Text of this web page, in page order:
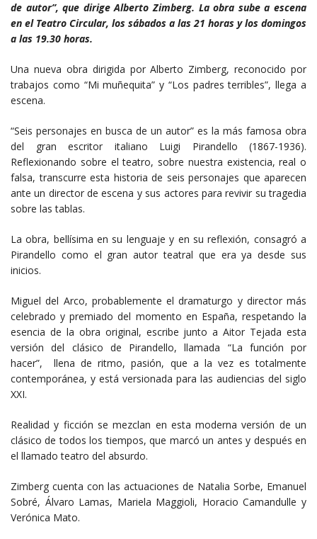
de autor”, que dirige Alberto Zimberg. La obra sube a escena
en el Teatro Circular, los sábados a las 21 horas y los domingos
a las 19.30 horas.
Una nueva obra dirigida por Alberto Zimberg, reconocido por
trabajos como “Mi muñequita” y “Los padres terribles”, llega a
escena.
“Seis personajes en busca de un autor” es la más famosa obra
del gran escritor italiano Luigi Pirandello (1867-1936).
Reflexionando sobre el teatro, sobre nuestra existencia, real o
falsa, transcurre esta historia de seis personajes que aparecen
ante un director de escena y sus actores para revivir su tragedia
sobre las tablas.
La obra, bellísima en su lenguaje y en su reflexión, consagró a
Pirandello como el gran autor teatral que era ya desde sus
inicios.
Miguel del Arco, probablemente el dramaturgo y director más
celebrado y premiado del momento en España, respetando la
esencia de la obra original, escribe junto a Aitor Tejada esta
versión del clásico de Pirandello, llamada “La función por
hacer”, llena de ritmo, pasión, que a la vez es totalmente
contemporánea, y está versionada para las audiencias del siglo
XXI.
Realidad y ficción se mezclan en esta moderna versión de un
clásico de todos los tiempos, que marcó un antes y después en
el llamado teatro del absurdo.
Zimberg cuenta con las actuaciones de Natalia Sorbe, Emanuel
Sobré, Álvaro Lamas, Mariela Maggioli, Horacio Camandulle y
Verónica Mato.